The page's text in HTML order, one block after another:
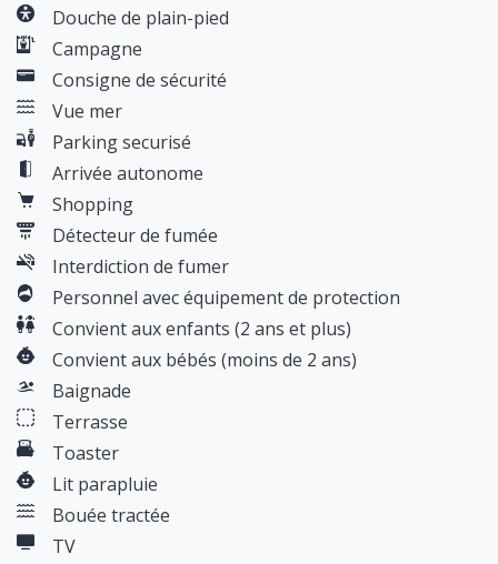
Douche de plain-pied
Campagne
Consigne de sécurité
Vue mer
Parking securisé
Arrivée autonome
Shopping
Détecteur de fumée
Interdiction de fumer
Personnel avec équipement de protection
Convient aux enfants (2 ans et plus)
Convient aux bébés (moins de 2 ans)
Baignade
Terrasse
Toaster
Lit parapluie
Bouée tractée
TV